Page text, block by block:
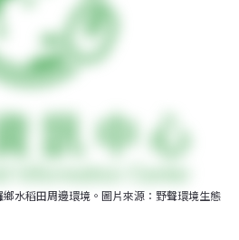
水稻田周邊環境。圖片來源：野聲環境生態